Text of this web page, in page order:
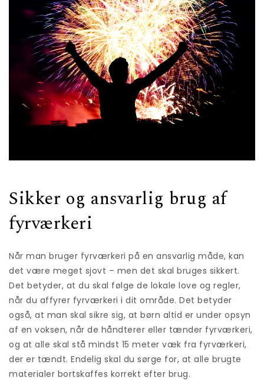
Sikker og ansvarlig brug af
fyrværkeri
Når man bruger fyrværkeri på en ansvarlig måde, kan
det være meget sjovt – men det skal bruges sikkert.
Det betyder, at du skal følge de lokale love og regler,
når du affyrer fyrværkeri i dit område. Det betyder
også, at man skal sikre sig, at børn altid er under opsyn
af en voksen, når de håndterer eller tænder fyrværkeri,
og at alle skal stå mindst 15 meter væk fra fyrværkeri,
der er tændt. Endelig skal du sørge for, at alle brugte
materialer bortskaffes korrekt efter brug.